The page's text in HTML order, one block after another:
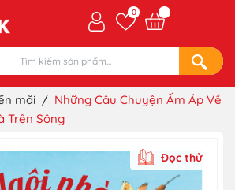
0
mãi / Những Câu Chuyện Ấm Áp Về
Trên Sông
Đọc thử